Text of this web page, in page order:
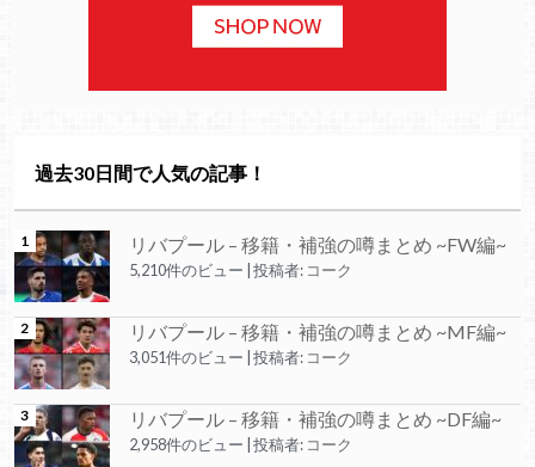
過去30日間で人気の記事！
リバプール – 移籍・補強の噂まとめ ~FW編~
5,210件のビュー 投稿者: コーク
リバプール – 移籍・補強の噂まとめ ~MF編~
3,051件のビュー 投稿者: コーク
リバプール – 移籍・補強の噂まとめ ~DF編~
2,958件のビュー 投稿者: コーク